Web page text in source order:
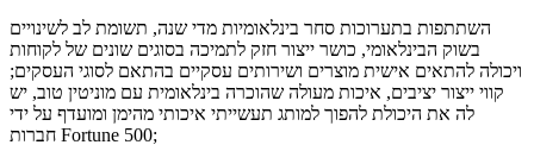
השתתפות בתערוכות סחר בינלאומיות מדי שנה, תשומת לב לשינויים
בשוק הבינלאומי, כושר ייצור חזק לתמיכה בסוגים שונים של לקוחות
ויכולה להתאים אישית מוצרים ושירותים עסקיים בהתאם לסוגי העסקים;
קווי ייצור יציבים, איכות מעולה שהוכרה בינלאומית עם מוניטין טוב, יש
לה את היכולת להפוך למותג תעשייתי איכותי מהימן ומועדף על ידי
חברות Fortune 500;